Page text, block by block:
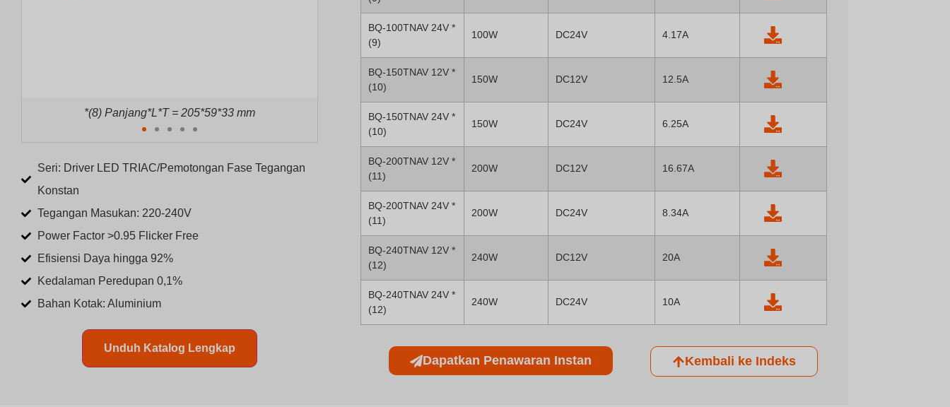
*(8) Panjang*L*T = 205*59*33 mm *(9) Panjang*L*T = 221*59*33 mm *(10) Panjang*L*T = 255*59*33 mm
Seri: Driver LED TRIAC/Pemotongan Fase Tegangan
Konstan
Tegangan Masukan: 220-240V
Power Factor >0.95 Flicker Free
Efisiensi Daya hingga 92%
Kedalaman Peredupan 0,1%
Bahan Kotak: Aluminium
Unduh Katalog Lengkap
BQ-100TNAV 24V *
(9)
100W DC24V 4.17A
BQ-150TNAV 12V *
(10)
150W DC12V 12.5A
BQ-150TNAV 24V *
(10)
150W DC24V 6.25A
BQ-200TNAV 12V *
(11)
200W DC12V 16.67A
BQ-200TNAV 24V *
(11)
200W DC24V 8.34A
BQ-240TNAV 12V *
(12)
240W DC12V 20A
BQ-240TNAV 24V *
(12)
240W DC24V 10A
Dapatkan Penawaran Instan Kembali ke Indeks